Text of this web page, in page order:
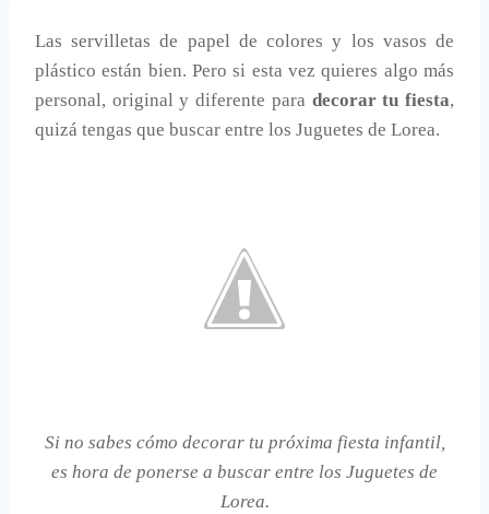
Las servilletas de papel de colores y los vasos de
plástico están bien. Pero si esta vez quieres algo más
personal, original y diferente para decorar tu fiesta,
quizá tengas que buscar entre los Juguetes de Lorea.
Si no sabes cómo decorar tu próxima fiesta infantil,
es hora de ponerse a buscar entre los Juguetes de
Lorea.